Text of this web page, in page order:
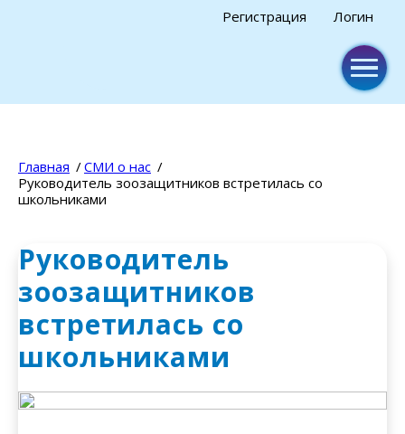
Регистрация Логин
Главная
СМИ о нас
Руководитель зоозащитников встретилась со
школьниками
Руководитель
зоозащитников
встретилась со
школьниками